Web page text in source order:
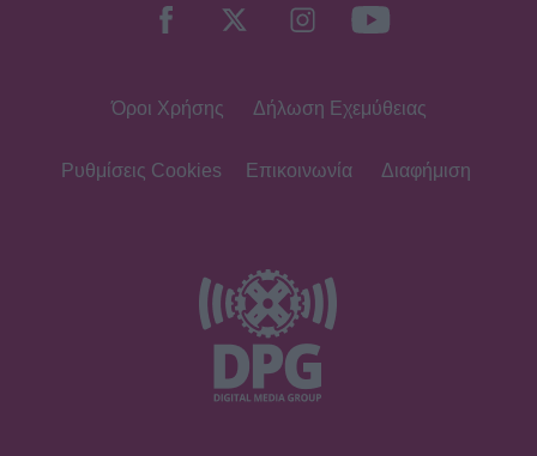
Όροι Χρήσης Δήλωση Εχεμύθειας
Ρυθμίσεις Cookies Επικοινωνία Διαφήμιση